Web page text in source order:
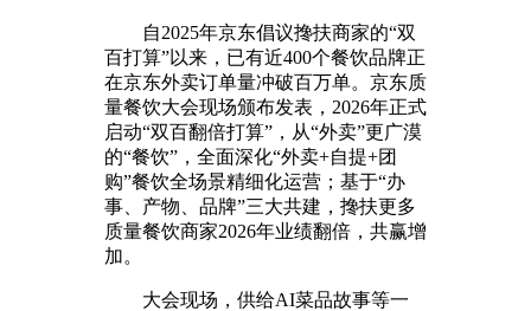
自2025年京东倡议搀扶商家的“双
百打算”以来，已有近400个餐饮品牌正
在京东外卖订单量冲破百万单。京东质
量餐饮大会现场颁布发表，2026年正式
启动“双百翻倍打算”，从“外卖”更广漠
的“餐饮”，全面深化“外卖+自提+团
购”餐饮全场景精细化运营；基于“办
事、产物、品牌”三大共建，搀扶更多
质量餐饮商家2026年业绩翻倍，共赢增
加。
大会现场，供给AI菜品故事等一